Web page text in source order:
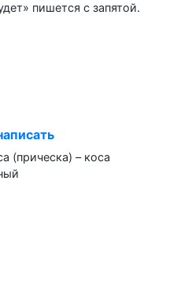
пишется с запятой.
(прическа) – коса